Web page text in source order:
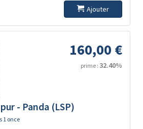
Ajouter
160,00 €
prime : 32.40%
- Panda (LSP)
1 once